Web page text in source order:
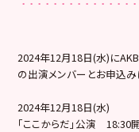
2024年12月18日(水)に
の出演メンバーとお申込み
2024年12月18日(水)
「ここからだ」公演 18:30